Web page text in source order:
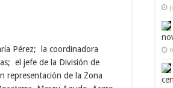
Pérez; la coordinadora
el jefe de la División de
representación de la Zona